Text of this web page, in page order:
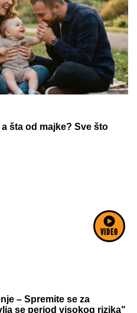
VIDEO
KOD CASINO Preuzmi